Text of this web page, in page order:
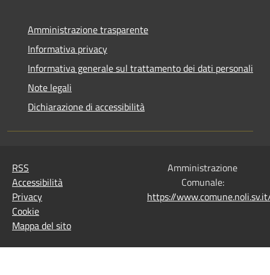
Amministrazione trasparente
Informativa privacy
Informativa generale sul trattamento dei dati personali
Note legali
Dichiarazione di accessibilità
RSS
Accessibilità
Privacy
Cookie
Mappa del sito
Amministrazione
Comunale:
https://